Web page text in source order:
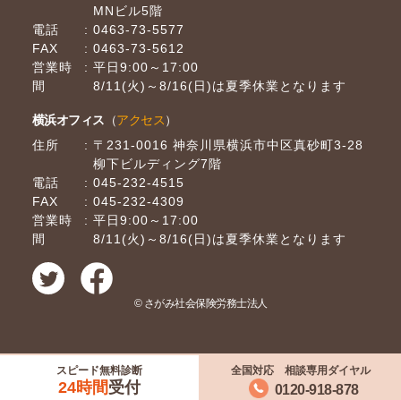
MNビル5階
電話
0463-73-5577
FAX
0463-73-5612
営業時
間
平日9:00～17:00
8/11(火)～8/16(日)は夏季休業となります
横浜オフィス （アクセス）
住所
〒231-0016 神奈川県横浜市中区真砂町3-28
柳下ビルディング7階
電話
045-232-4515
FAX
045-232-4309
営業時
間
平日9:00～17:00
8/11(火)～8/16(日)は夏季休業となります
© さがみ社会保険労務士法人
スピード無料診断
24時間受付
全国対応 相談専用ダイヤル
0120-918-878